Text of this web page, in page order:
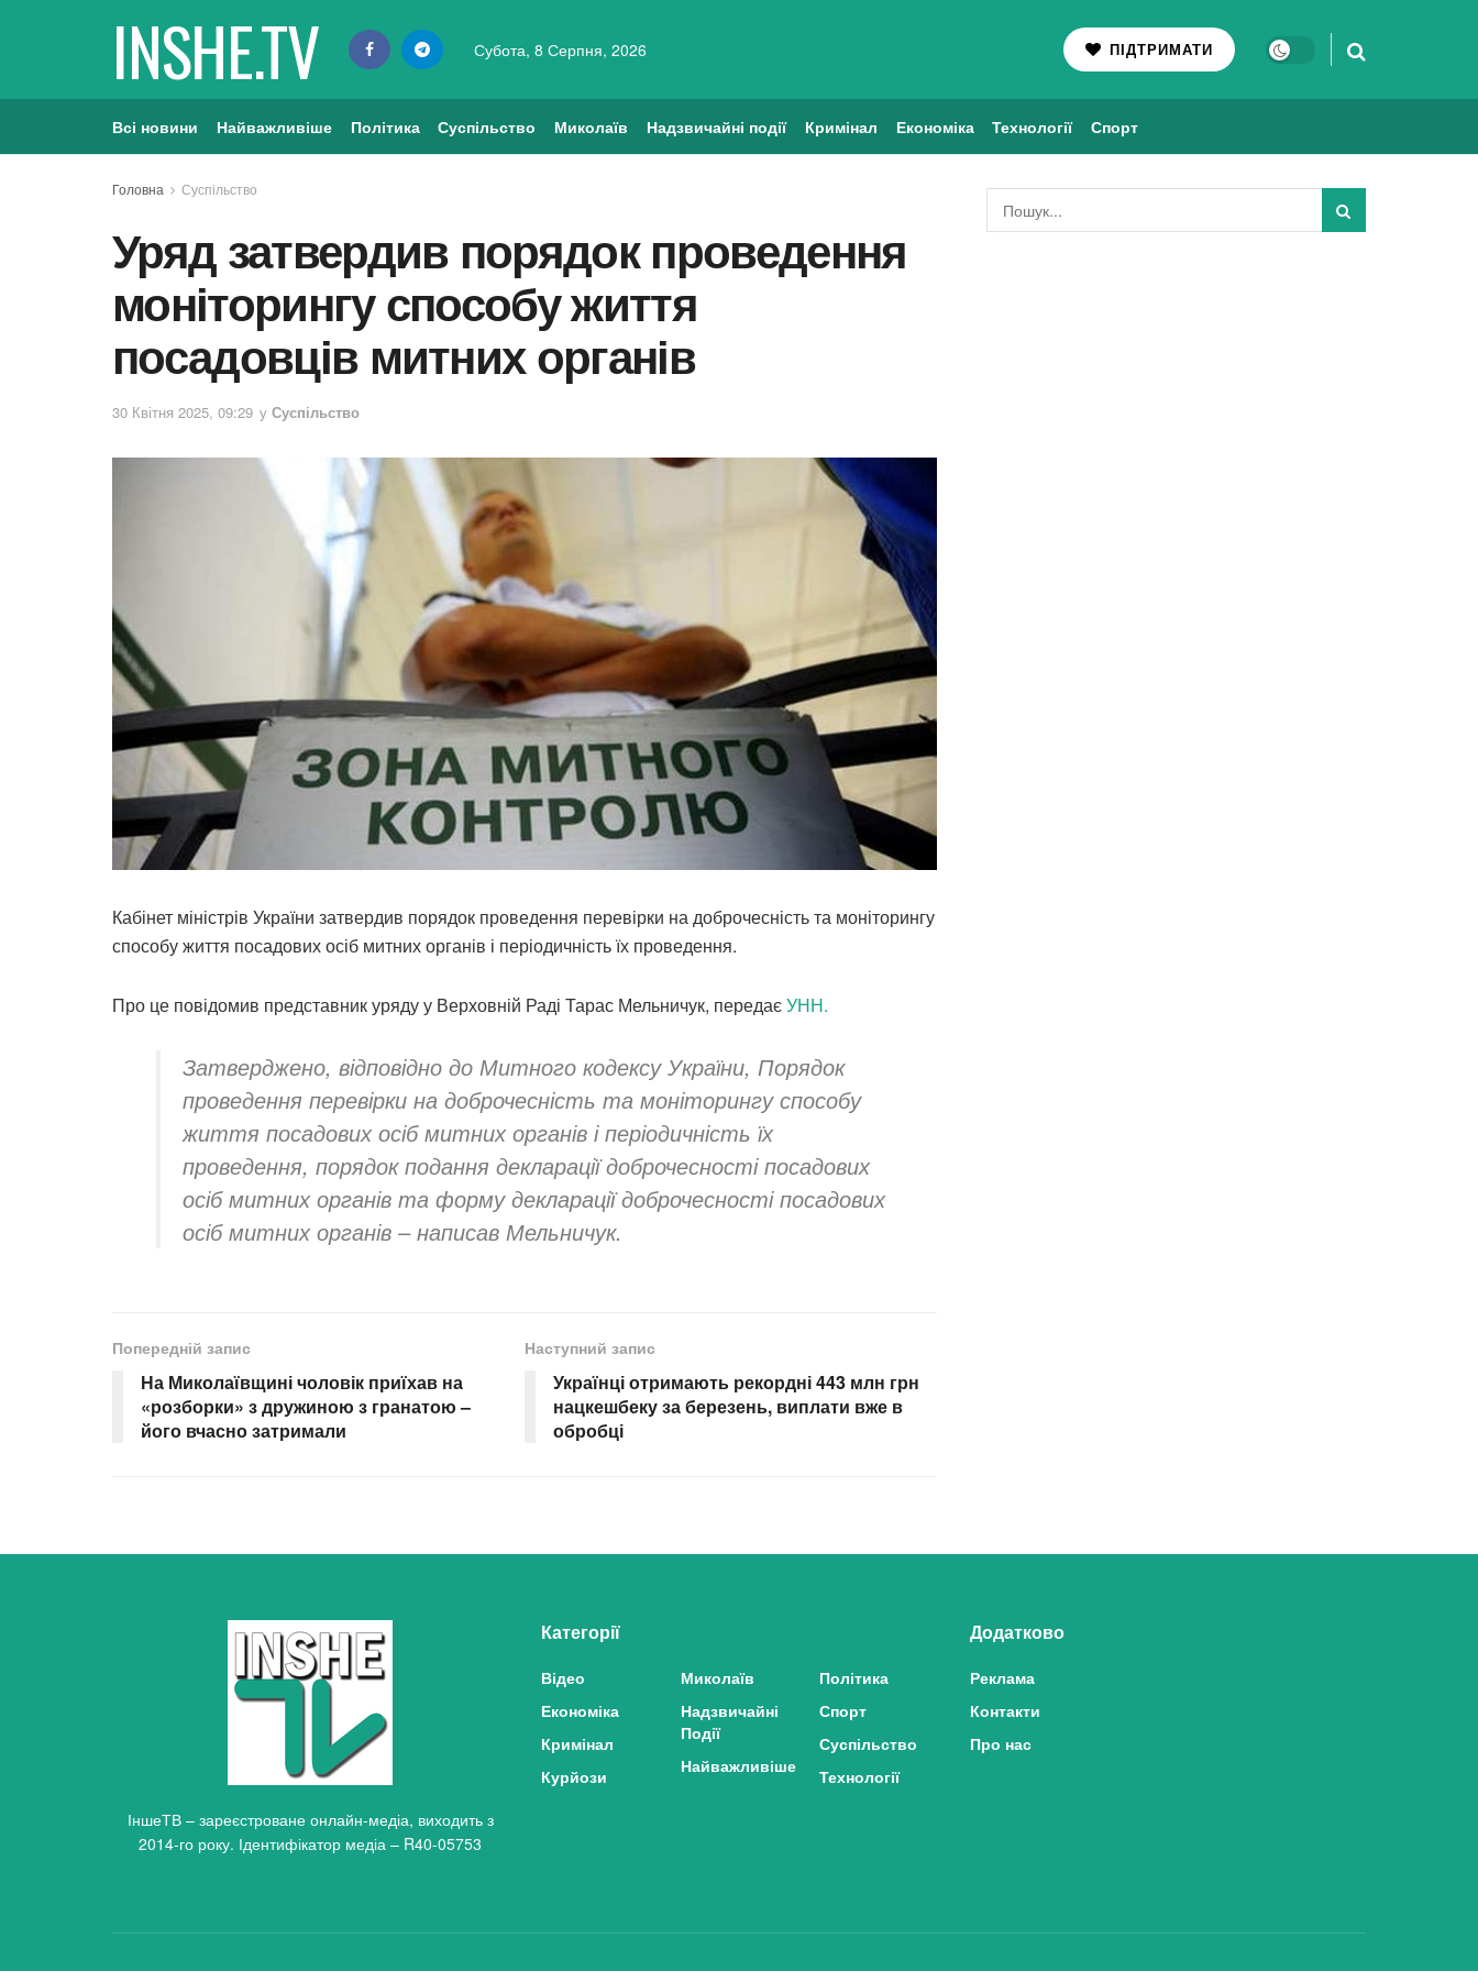
INSHE.TV Субота, 8 Серпня, 2026 ПІДТРИМАТИ
Всі новини Найважливіше Політика Суспільство Миколаїв Надзвичайні події Кримінал Економіка Технології Спорт
Головна Суспільство
Уряд затвердив порядок проведення
моніторингу способу життя
посадовців митних органів
30 Квітня 2025, 09:29 у Суспільство
Кабінет міністрів України затвердив порядок проведення перевірки на доброчесність та моніторингу
способу життя посадових осіб митних органів і періодичність їх проведення.
Про це повідомив представник уряду у Верховній Раді Тарас Мельничук, передаєУНН.
Затверджено, відповідно до Митного кодексу України, Порядок
проведення перевірки на доброчесність та моніторингу способу
життя посадових осіб митних органів і періодичність їх
проведення, порядок подання декларації доброчесності посадових
осіб митних органів та форму декларації доброчесності посадових
осіб митних органів – написав Мельничук.
Попередній запис
На Миколаївщині чоловік приїхав на
«розборки» з дружиною з гранатою –
його вчасно затримали
Наступний запис
Українці отримають рекордні 443 млн грн
нацкешбеку за березень, виплати вже в
обробці
ІншеТВ – зареєстроване онлайн-медіа, виходить з
2014-го року. Ідентифікатор медіа – R40-05753
Категорії
Відео
Економіка
Кримінал
Курйози
Миколаїв
Надзвичайні
Події
Найважливіше
Політика
Спорт
Суспільство
Технології
Додатково
Реклама
Контакти
Про нас